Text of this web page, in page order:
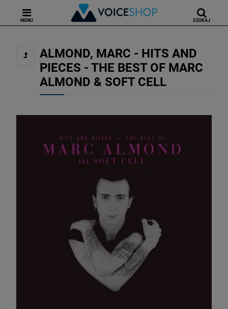
MENU SZUKAJ
ALMOND, MARC - HITS AND
PIECES - THE BEST OF MARC
ALMOND & SOFT CELL